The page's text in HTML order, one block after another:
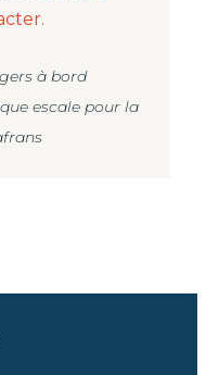
à bord
escale pour la